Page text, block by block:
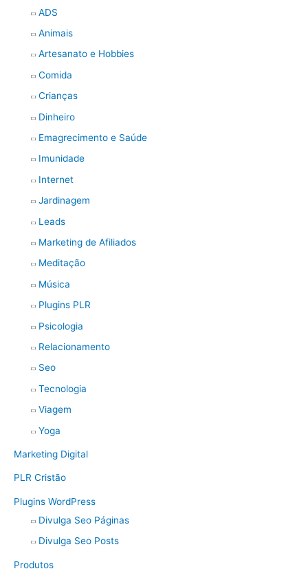
ADS
Animais
Artesanato e Hobbies
Comida
Crianças
Dinheiro
Emagrecimento e Saúde
Imunidade
Internet
Jardinagem
Leads
Marketing de Afiliados
Meditação
Música
Plugins PLR
Psicologia
Relacionamento
Seo
Tecnologia
Viagem
Yoga
Marketing Digital
PLR Cristão
Plugins WordPress
Divulga Seo Páginas
Divulga Seo Posts
Produtos